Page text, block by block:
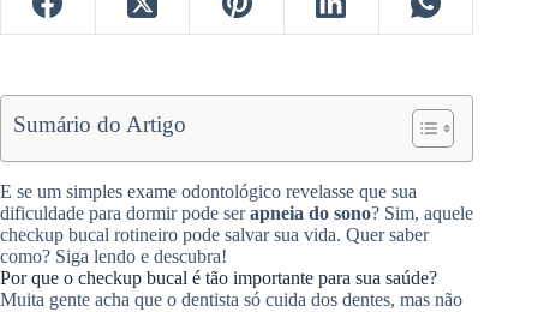
Sumário do Artigo
E se um simples exame odontológico revelasse que sua
dificuldade para dormir pode serapneia do sono? Sim, aquele
checkup bucal rotineiro pode salvar sua vida. Quer saber
como? Siga lendo e descubra!
Por que o checkup bucal é tão importante para sua saúde?
Muita gente acha que o dentista só cuida dos dentes, mas não